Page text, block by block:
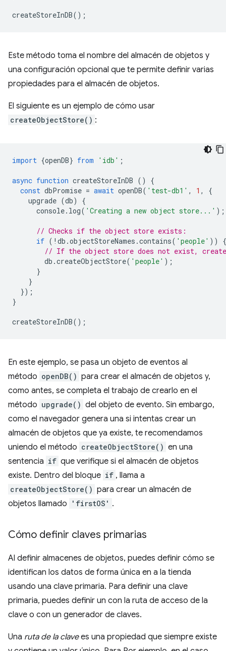
createStoreInDB();
Este método toma el nombre del almacén de objetos y
una configuración opcional que te permite definir varias
propiedades para el almacén de objetos.
El siguiente es un ejemplo de cómo usar
createObjectStore() :
import {openDB} from 'idb' ;
async function createStoreInDB ()
{
const dbPromise = await openDB( 'test-db1' , 1 ,
{
upgrade (db)
{
console. log( 'Creating a new object store...' );
// Checks if the object store exists:
if ( ! db .objectStoreNames .contains( 'people' ))
{
// If the object store does not exist,
db .createObjectStore( 'people' );
}
}
});
}
createStoreInDB();
En este ejemplo, se pasa un objeto de eventos al
método openDB() para crear el almacén de objetos y,
como antes, se completa el trabajo de crearlo en el
método upgrade() del objeto de evento. Sin embargo,
como el navegador genera una si intentas crear un
almacén de objetos que ya existe, te recomendamos
uniendo el método createObjectStore() en una
sentencia if que verifique si el almacén de objetos
existe. Dentro del bloque if , llama a
createObjectStore() para crear un almacén de
objetos llamado
'firstOS' .
Cómo definir claves primarias
Al definir almacenes de objetos, puedes definir cómo se
identifican los datos de forma única en a la tienda
usando una clave primaria. Para definir una clave
primaria, puedes definir un con la ruta de acceso de la
clave o con un generador de claves.
Una ruta de la clavees una propiedad que siempre existe